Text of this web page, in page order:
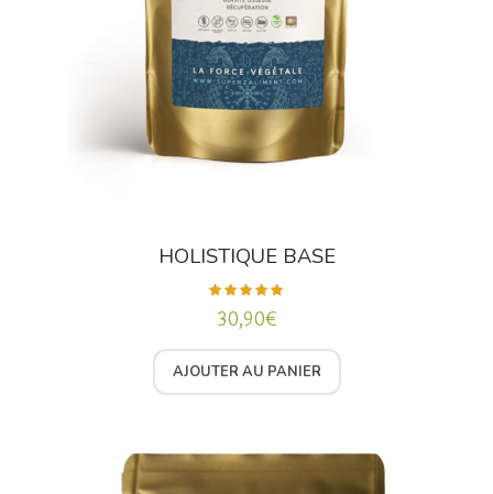
HOLISTIQUE BASE
Note5.00
30,90€
AJOUTER AU PANIER